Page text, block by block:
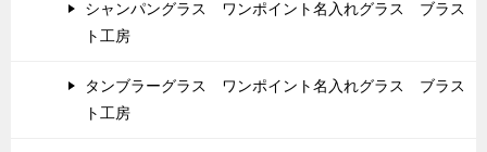
シャンパングラス ワンポイント名入れグラス ブラス
ト工房
タンブラーグラス ワンポイント名入れグラス ブラス
ト工房